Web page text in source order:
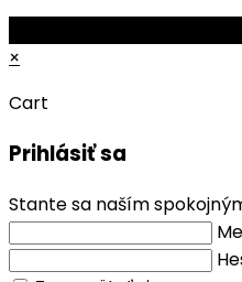
×
Cart
Prihlásiť sa
Stante sa naším